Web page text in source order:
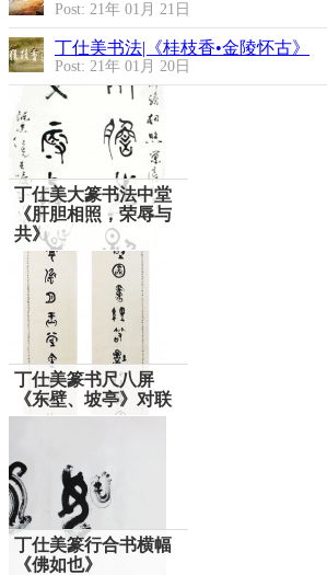
Post: 21年 01月 21日
丁仕美书法|《桂枝香•金陵怀古》
Post: 21年 01月 20日
丁仕美大篆书法中堂
《肝胆相照，荣辱与
共》
丁仕美篆书尺八屏
《东壁、坡亭》对联
丁仕美篆行合书横幅
《佛如也》